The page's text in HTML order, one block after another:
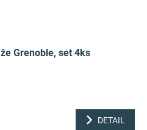
Grenoble, set 4ks
DETAIL